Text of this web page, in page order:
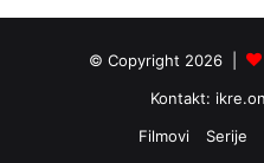
© Copyright 2026 |
Kontakt:
Filmovi
Serije